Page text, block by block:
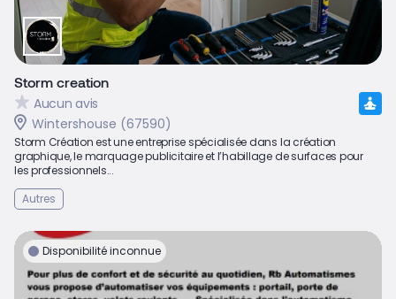
Storm creation
Aucun avis
Wintershouse (67590)
Storm Création est une entreprise spécialisée dans la création
graphique, le marquage publicitaire et l’habillage de surfaces pour
les professionnels...
Autres
Disponibilité inconnue